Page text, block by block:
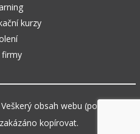
kurzy
firmy
obsah webu (pokud není
kopírovat.